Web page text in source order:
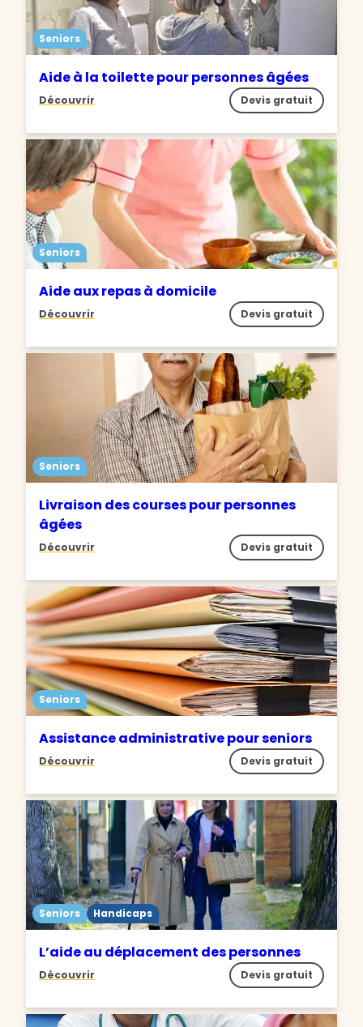
Seniors
Aide à la toilette pour personnes âgées
Découvrir Devis gratuit
Seniors
Aide aux repas à domicile
Découvrir Devis gratuit
Seniors
Livraison des courses pour personnes
âgées
Découvrir Devis gratuit
Seniors
Assistance administrative pour seniors
Découvrir Devis gratuit
Seniors Handicaps
L’aide au déplacement des personnes
Découvrir Devis gratuit